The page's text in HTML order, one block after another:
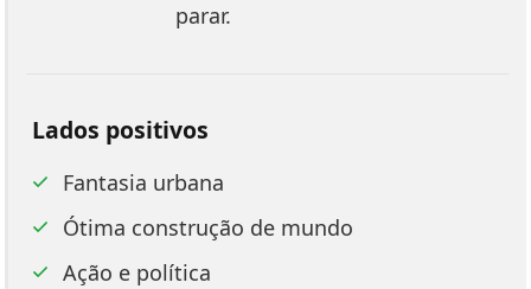
parar.
Lados positivos
Fantasia urbana
Ótima construção de mundo
Ação e política